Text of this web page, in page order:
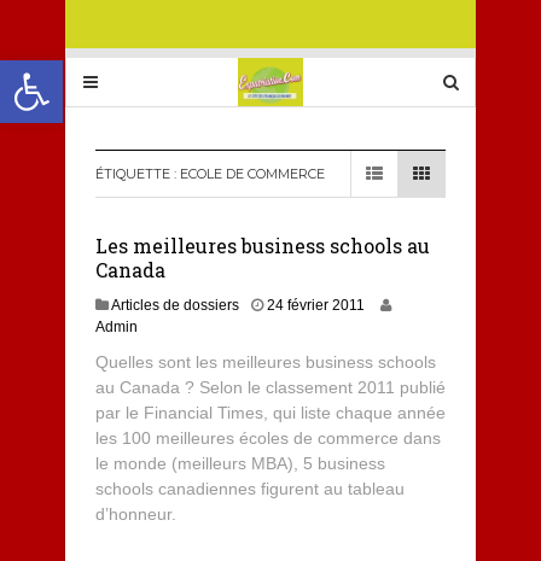
Ouvrir la barre d’outils
ÉTIQUETTE : ECOLE DE COMMERCE
Les meilleures business schools au
Canada
Articles de dossiers
24 février 2011
Admin
Quelles sont les meilleures business schools
au Canada ? Selon le classement 2011 publié
par le Financial Times, qui liste chaque année
les 100 meilleures écoles de commerce dans
le monde (meilleurs MBA), 5 business
schools canadiennes figurent au tableau
d’honneur.